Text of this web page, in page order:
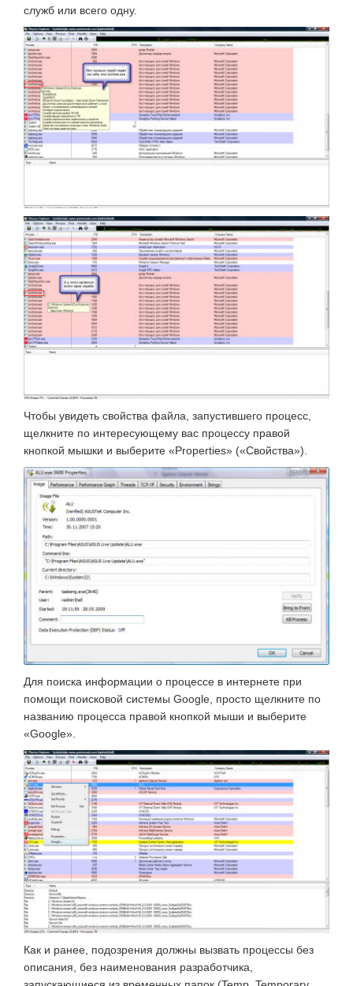
служб или всего одну.
Чтобы увидеть свойства файла, запустившего процесс,
щелкните по интересующему вас процессу правой
кнопкой мышки и выберите «Properties» («Свойства»).
Для поиска информации о процессе в интернете при
помощи поисковой системы Google, просто щелкните по
названию процесса правой кнопкой мыши и выберите
«Google».
Как и ранее, подозрения должны вызвать процессы без
описания, без наименования разработчика,